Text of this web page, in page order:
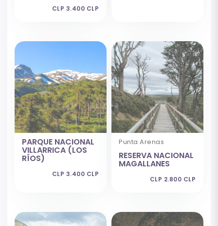
CLP 3.400 CLP
PARQUE NACIONAL
VILLARRICA (LOS
RÍOS)
CLP 3.400 CLP
Punta Arenas
RESERVA NACIONAL
MAGALLANES
CLP 2.800 CLP